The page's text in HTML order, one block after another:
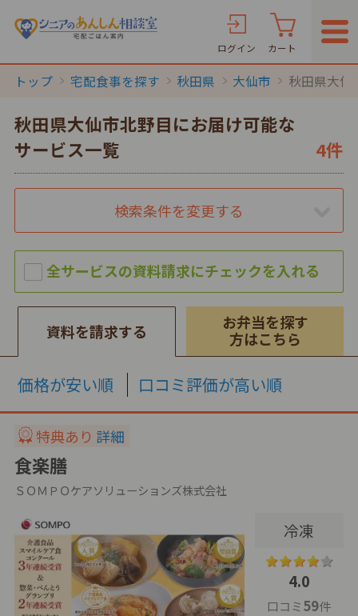
ログイン カート
トップ 宅配食事を探す 秋田県 大仙市 秋田県大仙
秋田県大仙市北野目にお届け可能な
サービス一覧
4件
検索条件を変更する
資料を請求する
お弁当を探す
方はこちら
価格が安い順 口コミ評価が高い順
特典あり 詳細
食楽膳
ＳＯＭＰＯケアソリューションズ株式会社
冷凍
4.0
口コミ59件